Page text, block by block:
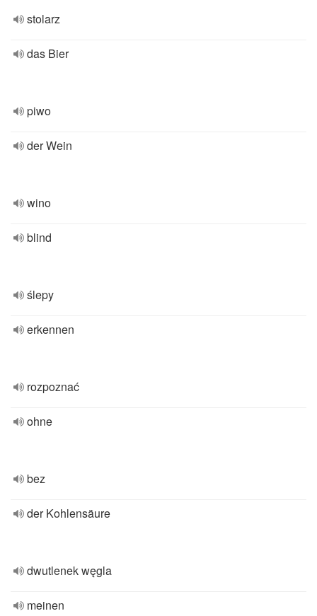
stolarz
das Bier
piwo
der Wein
wino
blind
ślepy
erkennen
rozpoznać
ohne
bez
der Kohlensäure
dwutlenek węgla
meinen